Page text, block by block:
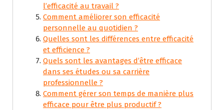
l’efficacité au travail ?
Comment améliorer son efficacité
personnelle au quotidien ?
Quelles sont les différences entre efficacité
et efficience ?
Quels sont les avantages d’être efficace
dans ses études ou sa carrière
professionnelle ?
Comment gérer son temps de manière plus
efficace pour être plus productif ?